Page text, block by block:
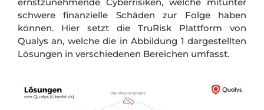
ernstzunehmende Cyberrisiken, welche mitunter
schwere finanzielle Schäden zur Folge haben
können. Hier setzt die TruRisk Plattform von
Qualys an, welche die in Abbildung 1 dargestellten
Lösungen in verschiedenen Bereichen umfasst.